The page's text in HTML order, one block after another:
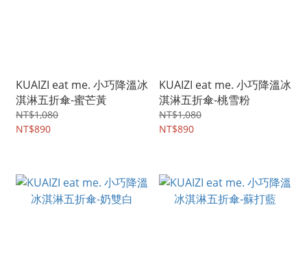
KUAIZI eat me. 小巧降溫冰
淇淋五折傘-蜜芒黃
NT$1,080
NT$890
KUAIZI eat me. 小巧降溫冰
淇淋五折傘-桃雪粉
NT$1,080
NT$890